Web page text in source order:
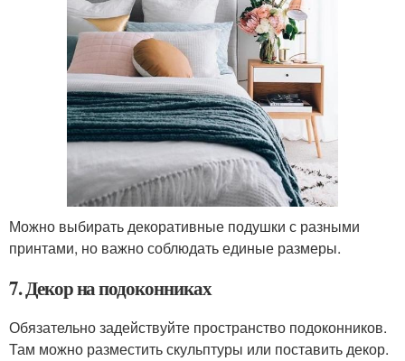
Можно выбирать декоративные подушки с разными
принтами, но важно соблюдать единые размеры.
7. Декор на подоконниках
Обязательно задействуйте пространство подоконников.
Там можно разместить скульптуры или поставить декор.